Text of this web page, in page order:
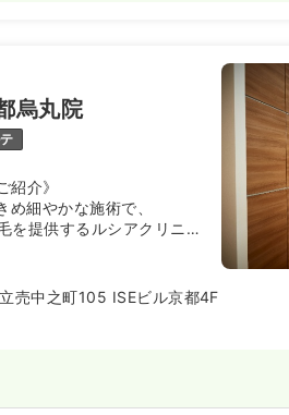
烏丸院
紹介》
細やかな施術で、
を提供するルシアクリニッ
べ12万人以上の患者さまに
ック
カウンセリングと、技術と
の高い美容医療の提供を目
売中之町105 ISEビル京都4F